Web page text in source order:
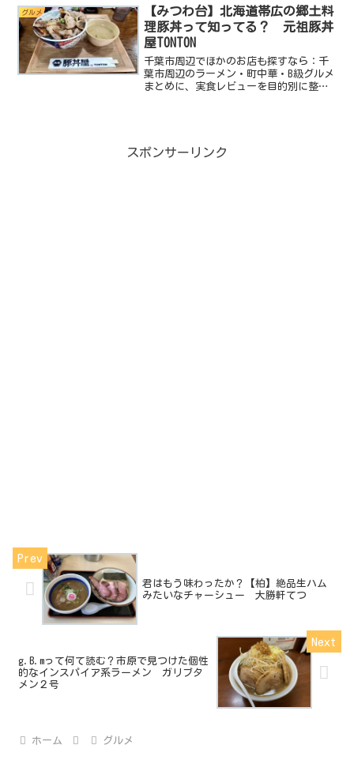
も不思議な土地です。昔から庶民の台所
を支えてきた海洋資源の宝庫...
グルメ
【みつわ台】北海道帯広の郷土料
理豚丼って知ってる？ 元祖豚丼
屋TONTON
千葉市周辺でほかのお店も探すなら：千
葉市周辺のラーメン・町中華・B級グルメ
まとめに、実食レビューを目的別に整理
スポンサーリンク
君はもう味わったか？【柏】絶品生ハム
みたいなチャーシュー 大勝軒てつ
g.B.mって何て読む？市原で見つけた個性
的なインスパイア系ラーメン ガリブタ
メン２号
ホーム グルメ